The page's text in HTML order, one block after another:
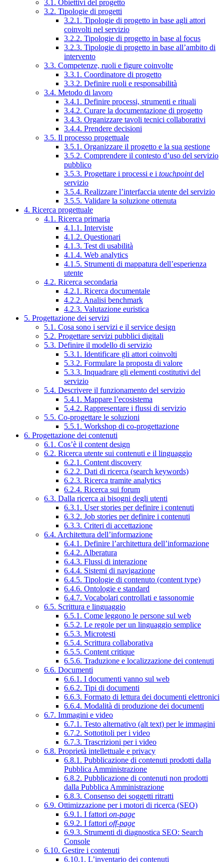
3.1. Obiettivi del progetto
3.2. Tipologie di progetti
3.2.1. Tipologie di progetto in base agli attori
coinvolti nel servizio
3.2.2. Tipologie di progetto in base al focus
3.2.3. Tipologie di progetto in base all’ambito di
intervento
3.3. Competenze, ruoli e figure coinvolte
3.3.1. Coordinatore di progetto
3.3.2. Definire ruoli e responsabilità
3.4. Metodo di lavoro
3.4.1. Definire processi, strumenti e rituali
3.4.2. Curare la documentazione di progetto
3.4.3. Organizzare tavoli tecnici collaborativi
3.4.4. Prendere decisioni
3.5. Il processo progettuale
3.5.1. Organizzare il progetto e la sua gestione
3.5.2. Comprendere il contesto d’uso del servizio
pubblico
3.5.3. Progettare i processi e i touchpointdel
servizio
3.5.4. Realizzare l’interfaccia utente del servizio
3.5.5. Validare la soluzione ottenuta
4. Ricerca progettuale
4.1. Ricerca primaria
4.1.1. Interviste
4.1.2. Questionari
4.1.3. Test di usabilità
4.1.4. Web analytics
4.1.5. Strumenti di mappatura dell’esperienza
utente
4.2. Ricerca secondaria
4.2.1. Ricerca documentale
4.2.2. Analisi benchmark
4.2.3. Valutazione euristica
5. Progettazione dei servizi
5.1. Cosa sono i servizi e il service design
5.2. Progettare servizi pubblici digitali
5.3. Definire il modello di servizio
5.3.1. Identificare gli attori coinvolti
5.3.2. Formulare la proposta di valore
5.3.3. Inquadrare gli elementi costitutivi del
servizio
5.4. Descrivere il funzionamento del servizio
5.4.1. Mappare l’ecosistema
5.4.2. Rappresentare i flussi di servizio
5.5. Co-progettare le soluzioni
5.5.1. Workshop di co-progettazione
6. Progettazione dei contenuti
6.1. Cos’è il content design
6.2. Ricerca utente sui contenuti e il linguaggio
6.2.1. Content discovery
6.2.2. Dati di ricerca (search keywords)
6.2.3. Ricerca tramite analytics
6.2.4. Ricerca sui forum
6.3. Dalla ricerca ai bisogni degli utenti
6.3.1. User stories per definire i contenuti
6.3.2. Job stories per definire i contenuti
6.3.3. Criteri di accettazione
6.4. Architettura dell’informazione
6.4.1. Definire l’architettura dell’informazione
6.4.2. Alberatura
6.4.3. Flussi di interazione
6.4.4. Sistemi di navigazione
6.4.5. Tipologie di contenuto (content type)
6.4.6. Ontologie e standard
6.4.7. Vocabolari controllati e tassonomie
6.5. Scrittura e linguaggio
6.5.1. Come leggono le persone sul web
6.5.2. Le regole per un linguaggio semplice
6.5.3. Microtesti
6.5.4. Scrittura collaborativa
6.5.5. Content critique
6.5.6. Traduzione e localizzazione dei contenuti
6.6. Documenti
6.6.1. I documenti vanno sul web
6.6.2. Tipi di documenti
6.6.3. Formato di lettura dei documenti elettronici
6.6.4. Modalità di produzione dei documenti
6.7. Immagini e video
6.7.1. Testo alternativo (alt text) per le immagini
6.7.2. Sottotitoli per i video
6.7.3. Trascrizioni per i video
6.8. Proprietà intellettuale e privacy
6.8.1. Pubblicazione di contenuti prodotti dalla
Pubblica Amministrazione
6.8.2. Pubblicazione di contenuti non prodotti
dalla Pubblica Amministrazione
6.8.3. Consenso dei soggetti ritratti
6.9. Ottimizzazione per i motori di ricerca (SEO)
6.9.1. I fattori on-page
6.9.2. I fattori off-page
6.9.3. Strumenti di diagnostica SEO: Search
Console
6.10. Gestire i contenuti
6.10.1. L’inventario dei contenuti